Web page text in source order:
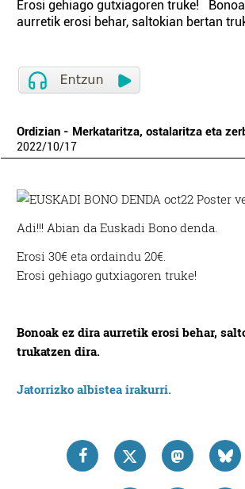
Erosi gehiago gutxiagoren truke!
aurretik erosi behar, saltokian bertan
Ordizian - Merkataritza, ostalaritza eta
2022/10/17
Adi!!! Abian da Euskadi Bono denda.
Erosi 30€ eta ordaindu 20€.
Erosi gehiago gutxiagoren truke!
Bonoak ez dira aurretik erosi behar, s
trukatzen dira.
Jatorrizko albistea irakurri.